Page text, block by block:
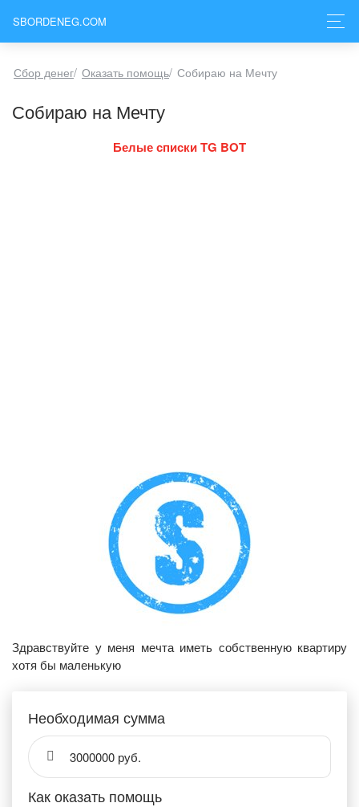
SBORDENEG.COM
Сбор денег/ Оказать помощь/ Собираю на Мечту
Собираю на Мечту
Белые списки TG BOT
Здравствуйте у меня мечта иметь собственную квартиру
хотя бы маленькую
Необходимая сумма
3000000 руб.
Как оказать помощь